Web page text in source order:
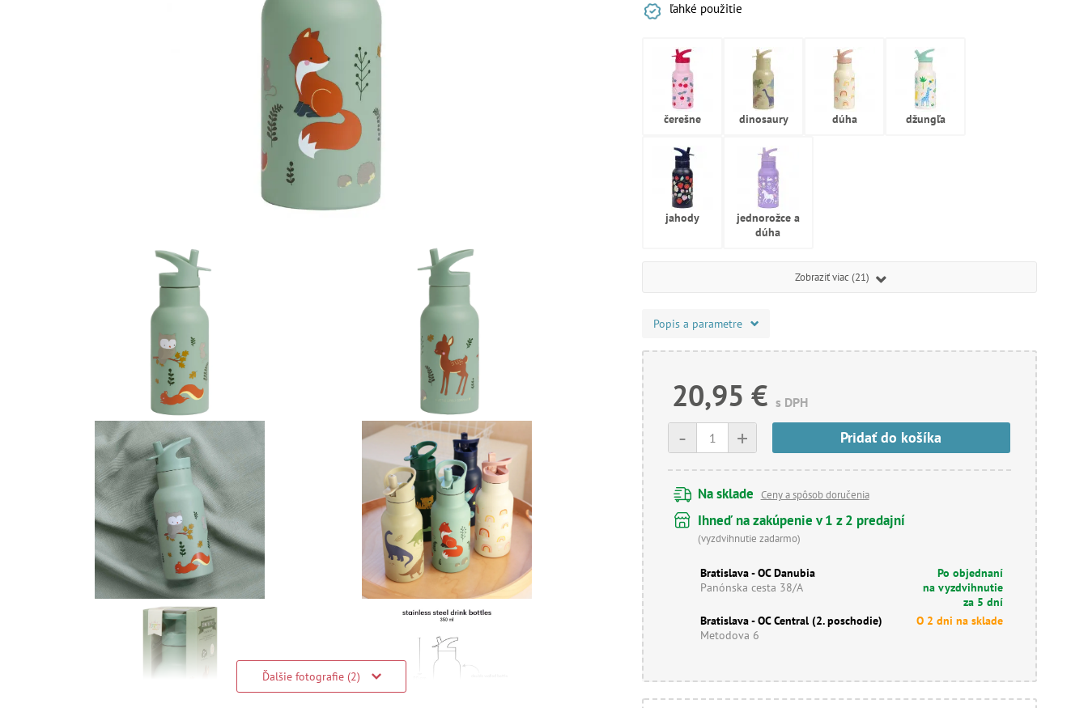
Ďalšie fotografie (2)
ľahké použitie
čerešne dinosaury dúha džungľa
jahody
jednorožce a
dúha
Zobraziť viac (21)
Popis a parametre
20,95 € s DPH
+
- Pridať do košíka
Na sklade Ceny a spôsob doručenia
Ihneď na zakúpenie v 1 z 2 predajní
(vyzdvihnutie zadarmo)
Bratislava - OC Danubia
Panónska cesta 38/A
Po objednaní
na vyzdvihnutie
za 5 dní
Bratislava - OC Central (2. poschodie)
Metodova 6
O 2 dni na sklade